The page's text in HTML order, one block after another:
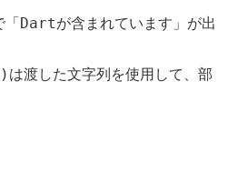
Dartが含まれています 」が出
は渡した文字列を使用して、部